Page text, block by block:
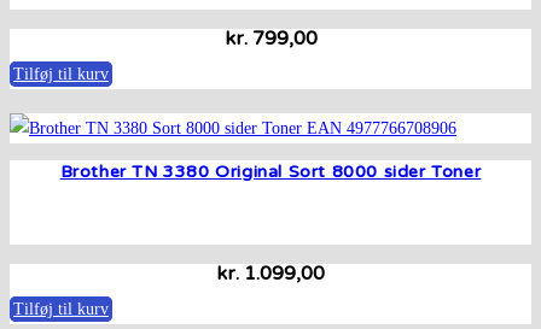
kr.799,00
Tilføj til kurv
Brother TN 3380 Original Sort 8000 sider Toner
kr. 1.099,00
Tilføj til kurv